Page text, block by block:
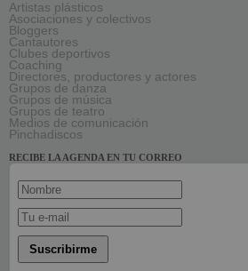
Artistas plásticos
Asociaciones y colectivos
Bloggers
Cantautores
Clubes deportivos
Coaching
Directores, productores y actores
Grupos de danza
Grupos de música
Grupos de teatro
Medios de comunicación
Pinchadiscos
RECIBE LA AGENDA EN TU CORREO
Suscribirme